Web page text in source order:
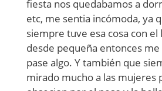
fiesta nos quedabamos a
etc, me sentia incómoda, ya
siempre tuve esa cosa con el
desde pequeña entonces
pase algo. Y también que
mirado mucho a las mujeres